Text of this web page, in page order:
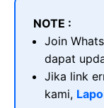
NOTE :
Join
dapat
Jika link
kami,